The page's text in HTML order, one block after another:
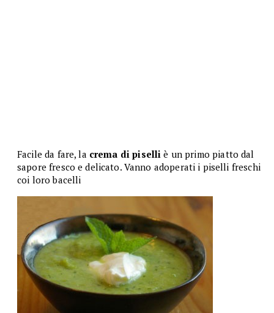
Facile da fare, la crema di piselliè un primo piatto dal
sapore fresco e delicato. Vanno adoperati i piselli freschi
coi loro bacelli